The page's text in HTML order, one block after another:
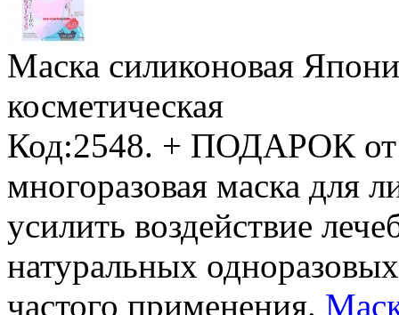
Маска силиконовая
косметическая
Код:2548. + ПОДАРОК от
многоразовая маска для
усилить воздействие
натуральных
частого применения.